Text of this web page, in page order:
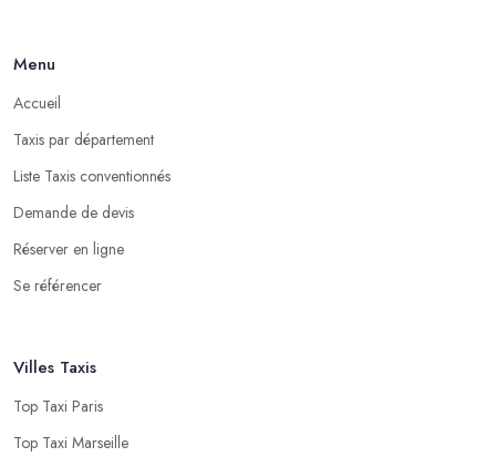
Menu
Accueil
Taxis par département
Liste Taxis conventionnés
Demande de devis
Réserver en ligne
Se référencer
Villes Taxis
Top Taxi Paris
Top Taxi Marseille